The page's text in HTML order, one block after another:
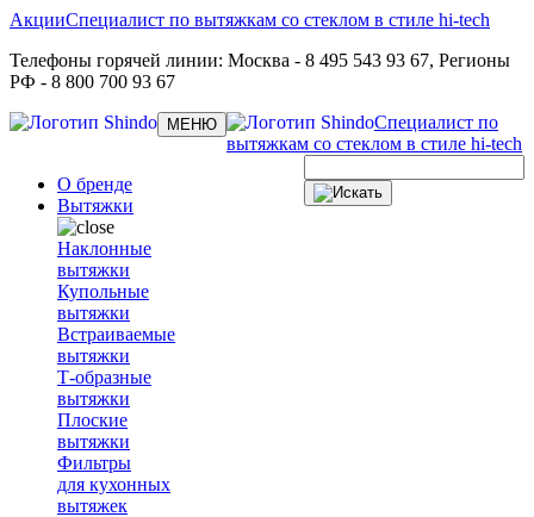
Акции
Телефоны горячей линии: Москва - 8 495 543 93 67, Регионы
РФ - 8 800 700 93 67
Специалист по вытяжкам со стеклом в стиле hi-tech
Toggle
navigation
МЕНЮ
Специалист по
вытяжкам со стеклом в стиле hi-tech
О бренде
Вытяжки
Наклонные
вытяжки
Купольные
вытяжки
Встраиваемые
вытяжки
Т-образные
вытяжки
Плоские
вытяжки
Фильтры
для кухонных
вытяжек